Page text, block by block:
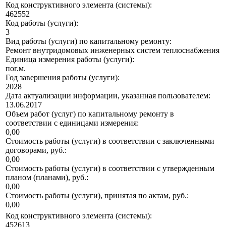
Код конструктивного элемента (системы):
462552
Код работы (услуги):
3
Вид работы (услуги) по капитальному ремонту:
Ремонт внутридомовых инженерных систем теплоснабжения
Единица измерения работы (услуги):
пог.м.
Год завершения работы (услуги):
2028
Дата актуализации информации, указанная пользователем:
13.06.2017
Объем работ (услуг) по капитальному ремонту в
соответствии с единицами измерения:
0,00
Стоимость работы (услуги) в соответствии с заключенными
договорами, руб.:
0,00
Стоимость работы (услуги) в соответствии с утвержденным
планом (планами), руб.:
0,00
Стоимость работы (услуги), принятая по актам, руб.:
0,00
Код конструктивного элемента (системы):
452613